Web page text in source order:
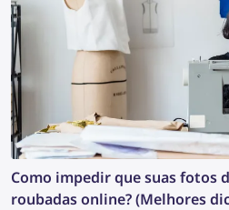
Como impedir que suas fotos
roubadas online? (Melhores